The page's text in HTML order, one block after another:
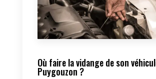
Où faire la vidange de son
Puygouzon ?